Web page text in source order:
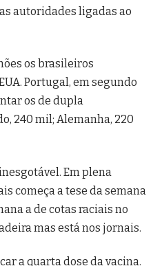
autoridades ligadas ao
os brasileiros
Portugal, em segundo
os de dupla
240 mil; Alemanha, 220
Em plena
começa a tese da semana
a de cotas raciais no
mas está nos jornais.
a quarta dose da vacina.